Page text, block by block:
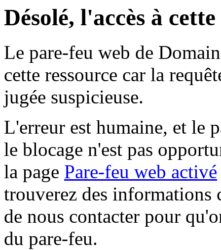
Désolé, l'accès à
Le pare-feu web de
cette ressource car la
jugée suspicieuse.
L'erreur est humaine, et le
le blocage n'est pas
la page Pare-feu web activé
trouverez des informations
de nous contacter pour
du pare-feu.